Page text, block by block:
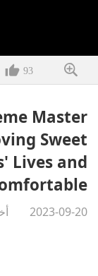
93
Master
Sweet
Lives and
2023-09-20